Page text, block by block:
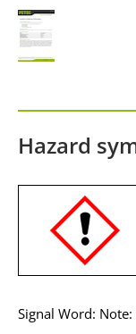
Hazard
Signal Word: Note: